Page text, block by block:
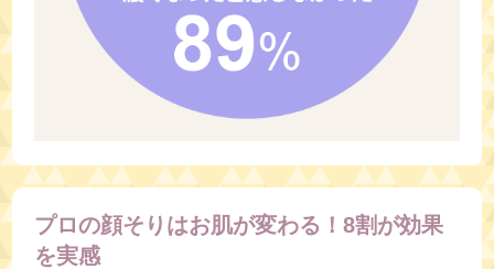
プロの顔そりはお肌が変わる！8割が効果
を実感